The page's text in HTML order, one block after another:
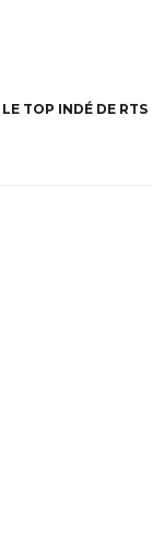
LE TOP INDÉ DE RTS